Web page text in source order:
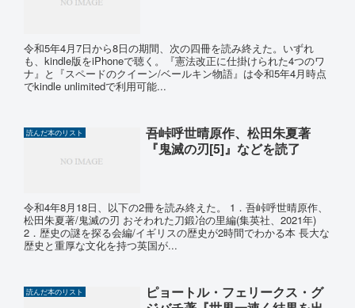
令和5年4月7日から8日の期間、次の四冊を読み終えた。いずれ
も、kindle版をiPhoneで聴く。『憲法改正に仕掛けられた4つのワ
ナ』と『スペードのクイーン/ベールキン物語』は令和5年4月時点
でkindle unlimitedで利用可能...
読んだ本のリスト
吾峠呼世晴原作、松田朱夏著
『鬼滅の刃[5]』などを読了
令和4年8月18日、以下の2冊を読み終えた。 1．吾峠呼世晴原作、
松田朱夏著/鬼滅の刃 おそわれた刀鍛冶の里編(集英社、2021年)
2．歴史の謎を探る会編/イギリスの歴史が2時間でわかる本 長大な
歴史と重厚な文化を持つ英国が...
読んだ本のリスト
ピョートル・フェリークス・グ